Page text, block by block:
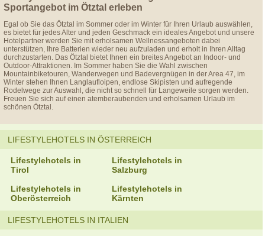
Sportangebot im Ötztal erleben
Egal ob Sie das Ötztal im Sommer oder im Winter für Ihren Urlaub auswählen,
es bietet für jedes Alter und jeden Geschmack ein ideales Angebot und unsere
Hotelpartner werden Sie mit erholsamen Wellnessangeboten dabei
unterstützen, Ihre Batterien wieder neu aufzuladen und erholt in Ihren Alltag
durchzustarten. Das Ötztal bietet Ihnen ein breites Angebot an Indoor- und
Outdoor-Attraktionen. Im Sommer haben Sie die Wahl zwischen
Mountainbiketouren, Wanderwegen und Badevergnügen in der Area 47, im
Winter stehen Ihnen Langlaufloipen, endlose Skipisten und aufregende
Rodelwege zur Auswahl, die nicht so schnell für Langeweile sorgen werden.
Freuen Sie sich auf einen atemberaubenden und erholsamen Urlaub im
schönen Ötztal.
LIFESTYLEHOTELS IN ÖSTERREICH
Lifestylehotels in
Tirol
Lifestylehotels in
Salzburg
Lifestylehotels in
Oberösterreich
Lifestylehotels in
Kärnten
LIFESTYLEHOTELS IN ITALIEN